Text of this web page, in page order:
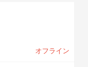
オフライン